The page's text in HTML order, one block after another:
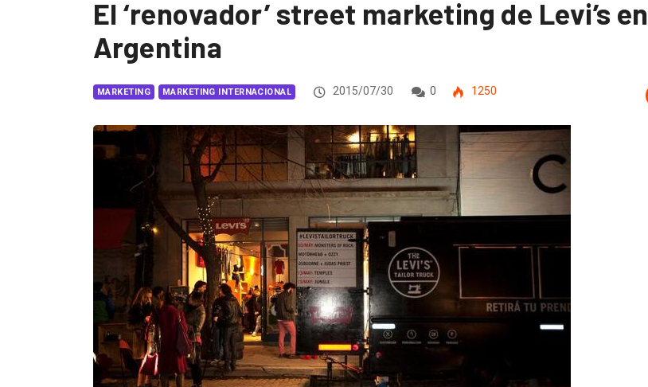
El ‘renovador’ street marketing de Levi’s en
Argentina
MARKETING MARKETING INTERNACIONAL 2015/07/30 0 1250